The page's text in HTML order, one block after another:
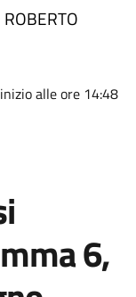
alle ore 14:48
6,